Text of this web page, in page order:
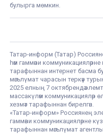
булырга мөмкин.
Татар-информ (Татар)
һәм гаммәви
тарафыннан интернет басма
мәгълүмат чарасын теркәү
2025 елның 7 октябрендә
массакүләм коммуникацияләр
хезмәт тарафыннан бирелгән.
«Татар-информ» Россиянең
гаммәви коммуникацияләрне
тарафыннан мәгълүмат